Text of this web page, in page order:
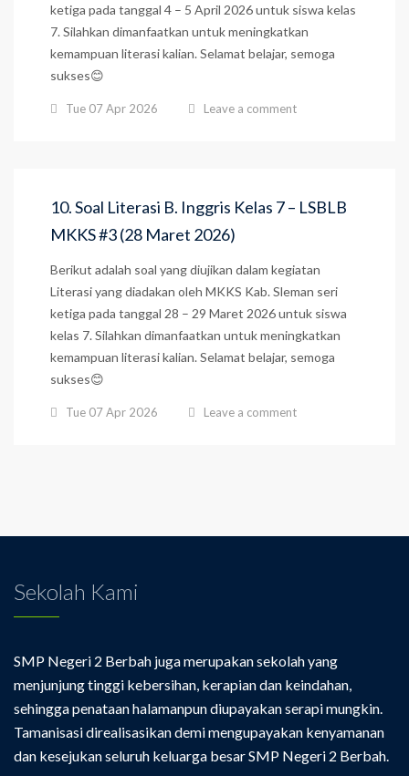
ketiga pada tanggal 4 – 5 April 2026 untuk siswa kelas
7. Silahkan dimanfaatkan untuk meningkatkan
kemampuan literasi kalian. Selamat belajar, semoga
sukses😊
Tue 07 Apr 2026 Leave a comment
10. Soal Literasi B. Inggris Kelas 7 – LSBLB
MKKS #3 (28 Maret 2026)
Berikut adalah soal yang diujikan dalam kegiatan
Literasi yang diadakan oleh MKKS Kab. Sleman seri
ketiga pada tanggal 28 – 29 Maret 2026 untuk siswa
kelas 7. Silahkan dimanfaatkan untuk meningkatkan
kemampuan literasi kalian. Selamat belajar, semoga
sukses😊
Tue 07 Apr 2026 Leave a comment
Sekolah Kami
SMP Negeri 2 Berbah juga merupakan sekolah yang
menjunjung tinggi kebersihan, kerapian dan keindahan,
sehingga penataan halamanpun diupayakan serapi mungkin.
Tamanisasi direalisasikan demi mengupayakan kenyamanan
dan kesejukan seluruh keluarga besar SMP Negeri 2 Berbah.